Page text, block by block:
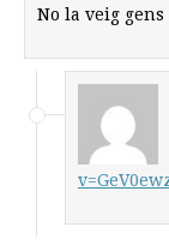
No la veig gens